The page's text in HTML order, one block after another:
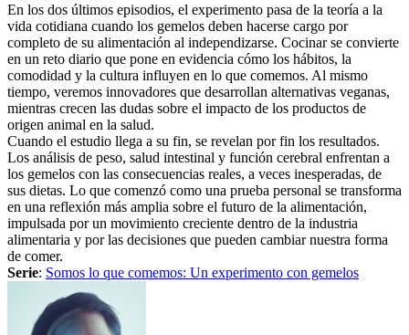
En los dos últimos episodios, el experimento pasa de la teoría a la
vida cotidiana cuando los gemelos deben hacerse cargo por
completo de su alimentación al independizarse. Cocinar se convierte
en un reto diario que pone en evidencia cómo los hábitos, la
comodidad y la cultura influyen en lo que comemos. Al mismo
tiempo, veremos innovadores que desarrollan alternativas veganas,
mientras crecen las dudas sobre el impacto de los productos de
origen animal en la salud.
Cuando el estudio llega a su fin, se revelan por fin los resultados.
Los análisis de peso, salud intestinal y función cerebral enfrentan a
los gemelos con las consecuencias reales, a veces inesperadas, de
sus dietas. Lo que comenzó como una prueba personal se transforma
en una reflexión más amplia sobre el futuro de la alimentación,
impulsada por un movimiento creciente dentro de la industria
alimentaria y por las decisiones que pueden cambiar nuestra forma
de comer.
Serie: Somos lo que comemos: Un experimento con gemelos